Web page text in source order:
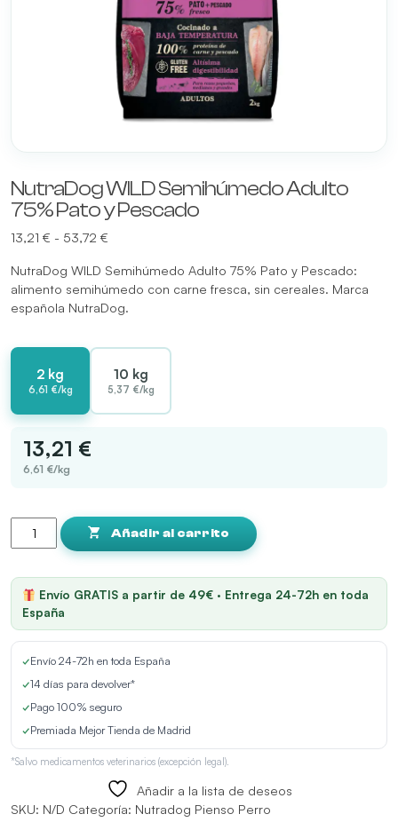
NutraDog WILD Semihúmedo Adulto
75% Pato y Pescado
13,21 € - 53,72 €
precios:
desde
13,21 €
53,72 €
NutraDog WILD Semihúmedo Adulto 75% Pato y Pescado:
alimento semihúmedo con carne fresca, sin cereales. Marca
española NutraDog.
2 kg
6,61 €/kg
10 kg
5,37 €/kg
13,21 €
6,61 €/kg
WILD
Semihúmedo
75%
Pato
y
Pescado
cantidad
Añadir al carrito
Envío GRATIS a partir de 49€ · Entrega 24-72h en toda
España
✓Envío 24-72h en toda España
✓14 días para devolver*
✓Pago 100% seguro
✓Premiada Mejor Tienda de Madrid
*Salvo medicamentos veterinarios (excepción legal).
Añadir a la lista de deseos
SKU: N/D Categoría: Nutradog Pienso Perro